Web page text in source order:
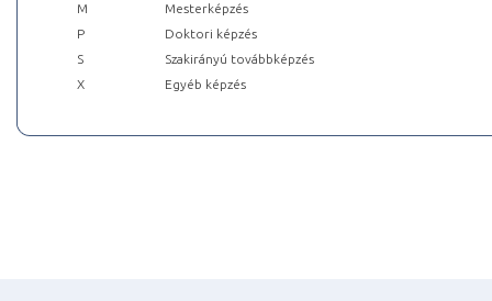
M
Mesterképzés
P
Doktori képzés
S
Szakirányú továbbképzés
X
Egyéb képzés